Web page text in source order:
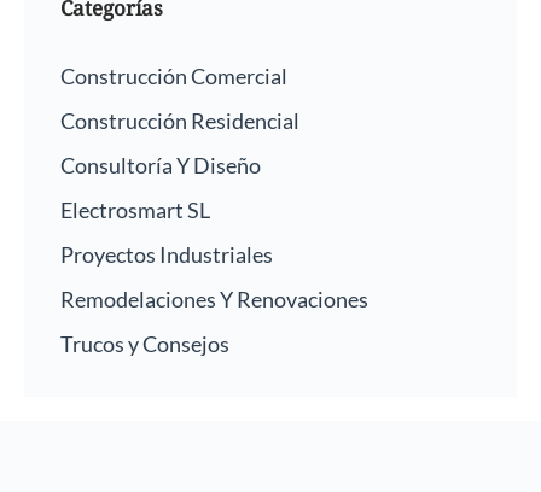
Categorías
Construcción Comercial
Construcción Residencial
Consultoría Y Diseño
Electrosmart SL
Proyectos Industriales
Remodelaciones Y Renovaciones
Trucos y Consejos